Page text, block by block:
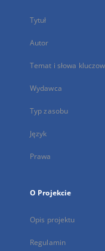
Tytuł
Autor
Temat i słowa
Wydawca
Typ zasobu
Język
Prawa
O Projekcie
Opis projektu
Regulamin